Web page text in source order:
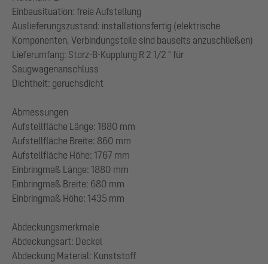
Einbausituation: freie Aufstellung
Auslieferungszustand: installationsfertig (elektrische
Komponenten, Verbindungsteile sind bauseits anzuschließen)
Lieferumfang: Storz-B-Kupplung R 2 1/2 " für
Saugwagenanschluss
Dichtheit: geruchsdicht
Abmessungen
Aufstellfläche Länge: 1880 mm
Aufstellfläche Breite: 860 mm
Aufstellfläche Höhe: 1767 mm
Einbringmaß Länge: 1880 mm
Einbringmaß Breite: 680 mm
Einbringmaß Höhe: 1435 mm
Abdeckungsmerkmale
Abdeckungsart: Deckel
Abdeckung Material: Kunststoff